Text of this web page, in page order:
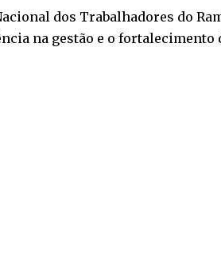
dos Trabalhadores do
na gestão e o fortalecimento